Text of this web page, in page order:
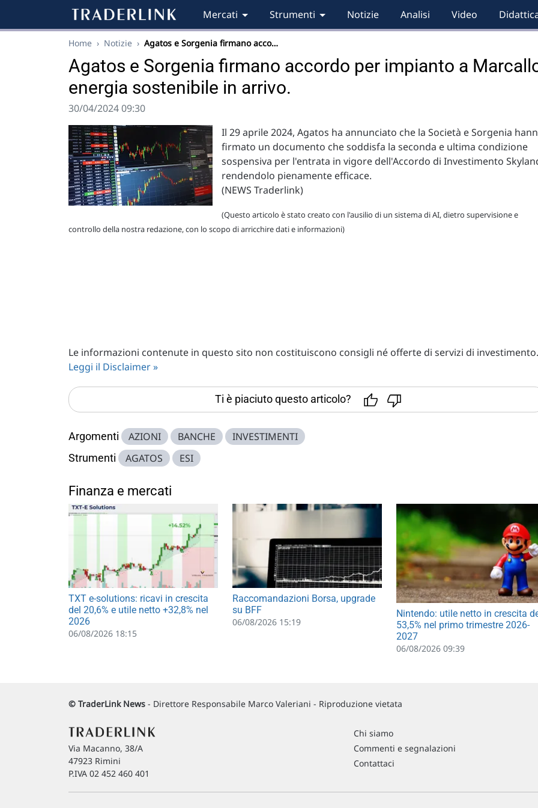
Mercati Strumenti Notizie Analisi Video
Home › Notizie › Agatos e Sorgenia firmano acco…
Agatos e Sorgenia firmano accordo per impianto a
energia sostenibile in arrivo.
30/04/2024 09:30
Il 29 aprile 2024, Agatos ha annunciato che la Società e Sorgenia
firmato un documento che soddisfa la seconda e ultima condizione
sospensiva per l'entrata in vigore dell'Accordo di Investimento
rendendolo pienamente efficace.
(NEWS Traderlink)
(Questo articolo è stato creato con l'ausilio di un sistema di AI, dietro supervisione e
controllo della nostra redazione, con lo scopo di arricchire dati e informazioni)
Le informazioni contenute in questo sito non costituiscono consigli né offerte di servizi di investimento.
Leggi il Disclaimer »
Ti è piaciuto questo articolo?
Argomenti AZIONI BANCHE INVESTIMENTI
Strumenti AGATOS ESI
Finanza e mercati
TXT e-solutions: ricavi in crescita
del 20,6% e utile netto +32,8% nel
2026
06/08/2026 18:15
Raccomandazioni Borsa, upgrade
su BFF
06/08/2026 15:19
Nintendo: utile netto in crescita
53,5% nel primo trimestre 2026-
2027
06/08/2026 09:39
© TraderLink News - Direttore Responsabile Marco Valeriani - Riproduzione vietata
Via Macanno, 38/A
47923 Rimini
P.IVA 02 452 460 401
Chi siamo
Commenti e segnalazioni
Contattaci